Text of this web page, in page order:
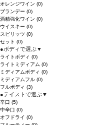
オレンジワイン (0)
ブランデー (0)
酒精強化ワイン (0)
ウイスキー (0)
スピリッツ (0)
セット (0)
●ボディで選ぶ▼
ライトボディ (0)
ライトミディアム (0)
ミディアムボディ (0)
ミディアムフル (0)
フルボディ (3)
●テイストで選ぶ▼
辛口 (5)
中辛口 (0)
オフドライ (0)